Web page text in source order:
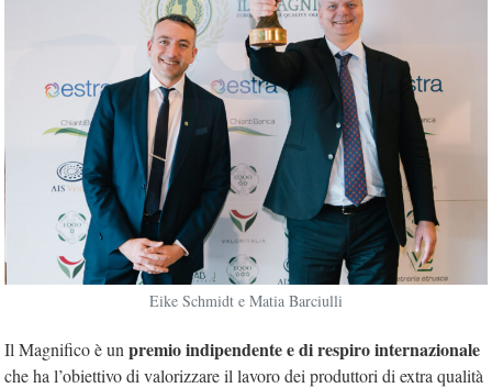
Eike Schmidt e Matia Barciulli
Il Magnifico è un premio indipendente e di respiro internazionale
che ha l’obiettivo di valorizzare il lavoro dei produttori di extra qualità